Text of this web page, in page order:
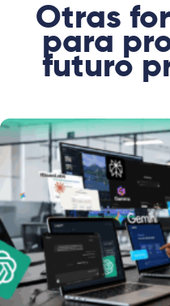
Otras
para
futuro